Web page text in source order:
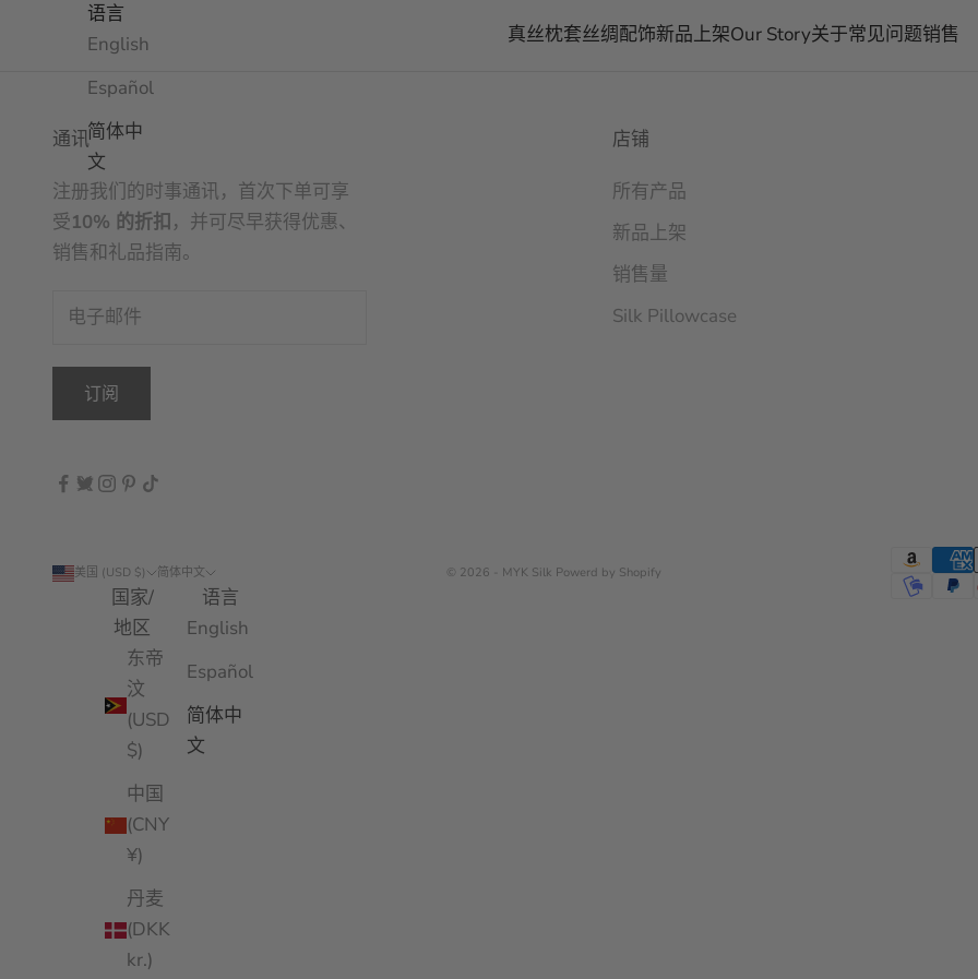
真丝枕套丝绸配饰新品上架Our Story关于常见问题销售
语言
English
Español
简体中
文
通讯
注册我们的时事通讯，首次下单可享
受10% 的折扣 ，并可尽早获得优惠、
销售和礼品指南。
订阅
店铺
所有产品
新品上架
销售量
Silk Pillowcase
美国 (USD $)
国家/
地区
东帝
汶
(USD
$)
中国
(CNY
¥)
丹麦
(DKK
kr.)
简体中文
语言
English
Español
简体中
文
© 2026 - MYK Silk Powerd by Shopify